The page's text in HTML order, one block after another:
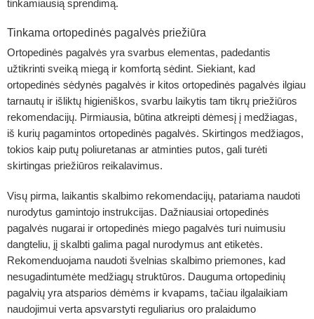
tinkamiausią sprendimą.
Tinkama ortopedinės pagalvės priežiūra
Ortopedinės pagalvės yra svarbus elementas, padedantis
užtikrinti sveiką miegą ir komfortą sėdint. Siekiant, kad
ortopedinės sėdynės pagalvės ir kitos ortopedinės pagalvės ilgiau
tarnautų ir išliktų higieniškos, svarbu laikytis tam tikrų priežiūros
rekomendacijų. Pirmiausia, būtina atkreipti dėmesį į medžiagas,
iš kurių pagamintos ortopedinės pagalvės. Skirtingos medžiagos,
tokios kaip putų poliuretanas ar atminties putos, gali turėti
skirtingas priežiūros reikalavimus.
Visų pirma, laikantis skalbimo rekomendacijų, patariama naudoti
nurodytus gamintojo instrukcijas. Dažniausiai ortopedinės
pagalvės nugarai ir ortopedinės miego pagalvės turi nuimusiu
dangteliu, jį skalbti galima pagal nurodymus ant etiketės.
Rekomenduojama naudoti švelnias skalbimo priemones, kad
nesugadintumėte medžiagų struktūros. Dauguma ortopedinių
pagalvių yra atsparios dėmėms ir kvapams, tačiau ilgalaikiam
naudojimui verta apsvarstyti reguliarius oro pralaidumo